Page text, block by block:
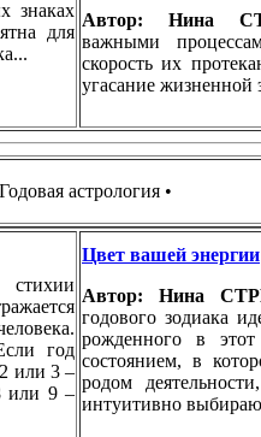
знаках
для
Автор: Нина
важными
скорость их
угасание жизненной
астрология •
стихии
год
или 3 –
или 9 –
Цвет вашей энергии
Автор: Нина
годового зодиака
рожденного в
состоянием, в
родом
интуитивно